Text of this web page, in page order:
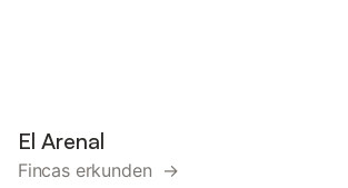
El Arenal
Fincas erkunden →